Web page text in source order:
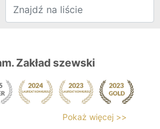
Zakład szewski
Pokaż więcej >>